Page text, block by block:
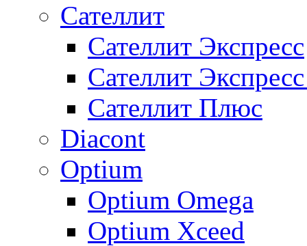
Сателлит
Сателлит Экспресс
Сателлит
Сателлит Плюс
Diacont
Optium
Optium Omega
Optium Xceed